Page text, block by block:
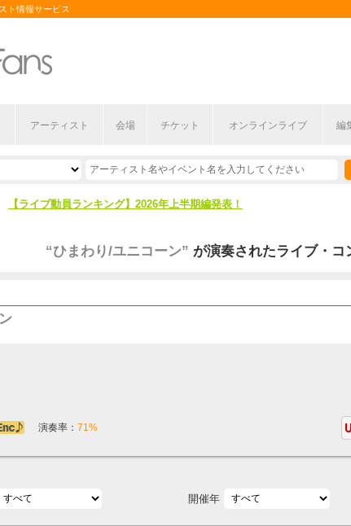
ト情報サービス
アーティスト 会場 チケット オンラインライブ 編
【フェス特集2026】フェス情報はここから！
【ライブ動員ランキング】2026年上半期編発表！
“ひまわり/ユニコーン” が演奏されたライブ・コ
アンコール定番
演奏率： 71%
開催年